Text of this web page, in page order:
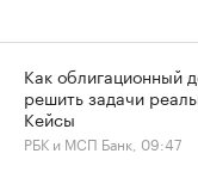
Как облигационный
решить задачи
Кейсы
РБК и МСП Банк, 09:47